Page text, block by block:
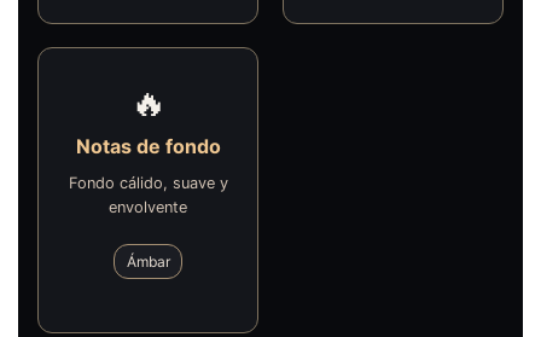
🔥
Notas de fondo
Fondo cálido, suave y
envolvente
Ámbar